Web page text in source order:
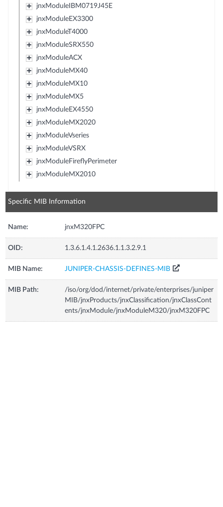
jnxModuleIBM0719J45E
jnxModuleEX3300
jnxModuleT4000
jnxModuleSRX550
jnxModuleACX
jnxModuleMX40
jnxModuleMX10
jnxModuleMX5
jnxModuleEX4550
jnxModuleMX2020
jnxModuleVseries
jnxModuleVSRX
jnxModuleFireflyPerimeter
jnxModuleMX2010
Specific MIB Information
Name: jnxM320FPC
OID: 1.3.6.1.4.1.2636.1.1.3.2.9.1
MIB Name: JUNIPER-CHASSIS-DEFINES-MIB
MIB Path:
/iso/org/dod/internet/private/enterprises/juniper
MIB/jnxProducts/jnxClassification/jnxClassCont
ents/jnxModule/jnxModuleM320/jnxM320FPC